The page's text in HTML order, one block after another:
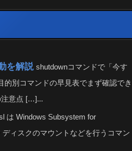
を解説 shutdownコマンドで「今す
別コマンドの早見表でまず確認でき
注意点 […]...
は Windows Subsystem for
ィスクのマウントなどを行うコマン